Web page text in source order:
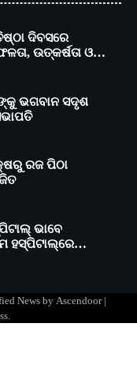
ଭଗବାନ ସଦୃଶ
ରଜ ପିଠା
ଭାବେ
ସ୍ଥାପନ
ଅଧୀନରେ
କୃଷକ ପ୍ରଶିକ୍ଷଣ
ଉତ୍କର୍ଷତା ଓ
News by Ascendoor|
.